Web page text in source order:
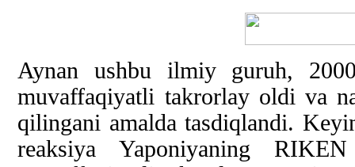
Aynan ushbu ilmiy guruh,
muvaffaqiyatli takrorlay oldi va
qilingani amalda tasdiqlandi.
reaksiya Yaponiyaning